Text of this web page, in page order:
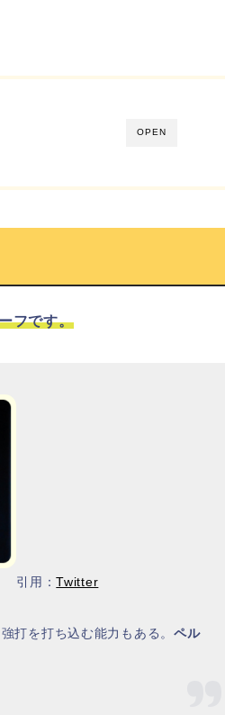
OPEN
フです。
引用：Twitter
打を打ち込む能力もある。 ペル